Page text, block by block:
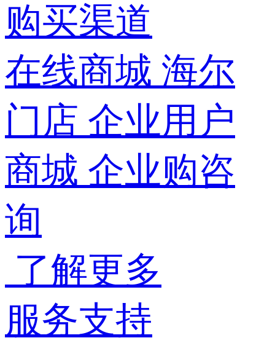
购买渠道
在线商城 海尔
门店 企业用户
商城 企业购咨
询
了解更多
服务支持